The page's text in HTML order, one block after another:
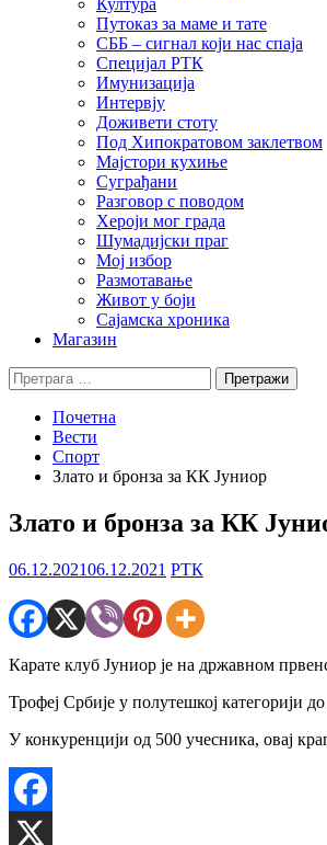
Култура
Путоказ за маме и тате
СББ – сигнал који нас спаја
Специјал РТК
Имунизација
Интервју
Доживети стоту
Под Хипократовом заклетвом
Мајстори кухиње
Суграђани
Разговор с поводом
Хероји мог града
Шумадијски праг
Мој избор
Размотавање
Живот у боји
Сајамска хроника
Магазин
Претрага
за:
Почетна
Вести
Спорт
Злато и бронза за КК Јуниор
Злато и бронза за КК
06.12.202106.12.2021 РТК
Карате клуб Јуниор je на државном
Трофеј Србије у полутешкој категорији
У конкуренцији од 500 учесника, овај